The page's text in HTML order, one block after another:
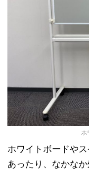
ホ
ホワイトボードや
あったり、なかな